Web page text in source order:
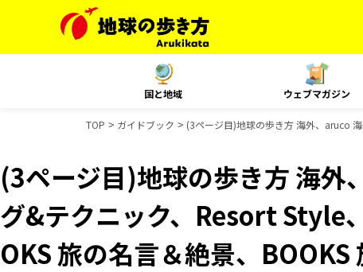
国と地域 ウェブマガジン
TOP ガイドブック (3ページ目)地球の歩き方 海外、aruco
(3ページ目)地球の歩き方 海外
グ&テクニック、Resort Style
OKS 旅の名言＆絶景、BOOKS